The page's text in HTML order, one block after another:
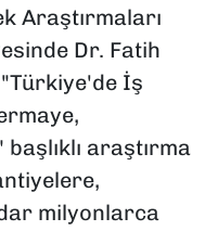
Araştırmaları
Dr. Fatih
"Türkiye'de İş
araştırma
milyonlarca